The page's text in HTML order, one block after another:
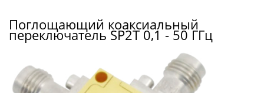
Поглощающий коаксиальный
переключатель SP2T 0,1 - 50 ГГц